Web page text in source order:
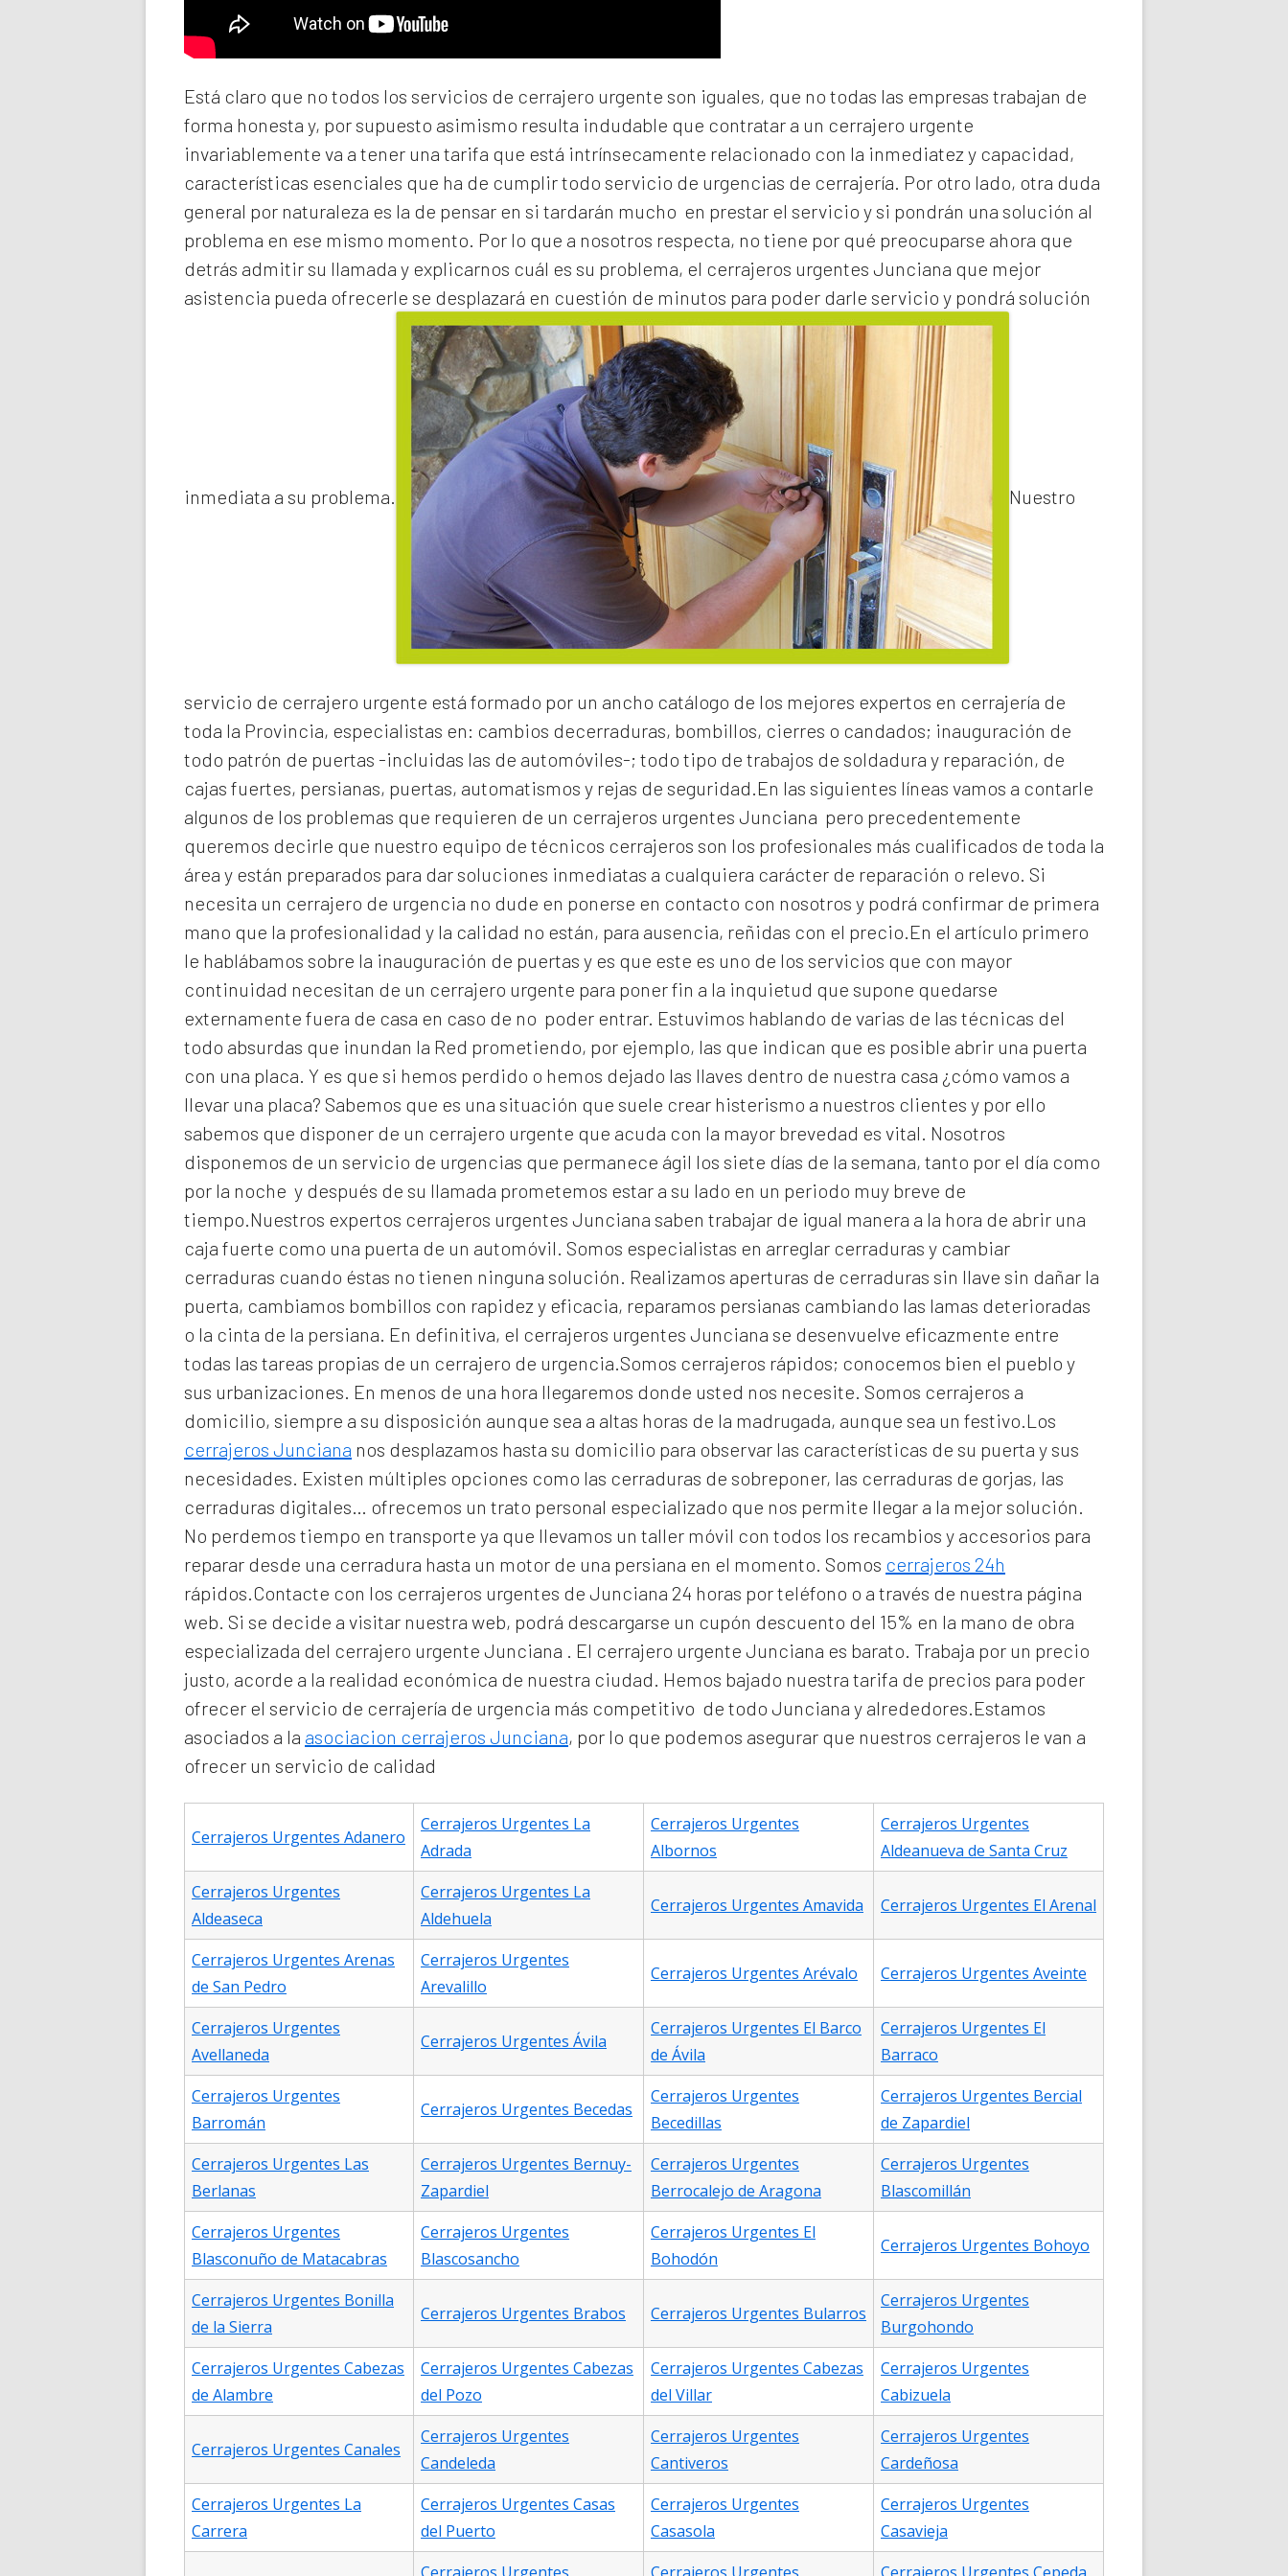
Está claro que no todos los servicios de cerrajero urgente son iguales, que no todas las empresas trabajan de
forma honesta y, por supuesto asimismo resulta indudable que contratar a un cerrajero urgente
invariablemente va a tener una tarifa que está intrínsecamente relacionado con la inmediatez y capacidad,
características esenciales que ha de cumplir todo servicio de urgencias de cerrajería. Por otro lado, otra duda
general por naturaleza es la de pensar en si tardarán mucho en prestar el servicio y si pondrán una solución al
problema en ese mismo momento. Por lo que a nosotros respecta, no tiene por qué preocuparse ahora que
detrás admitir su llamada y explicarnos cuál es su problema, el cerrajeros urgentes Junciana que mejor
asistencia pueda ofrecerle se desplazará en cuestión de minutos para poder darle servicio y pondrá solución
inmediata a su problema. Nuestro
servicio de cerrajero urgente está formado por un ancho catálogo de los mejores expertos en cerrajería de
toda la Provincia, especialistas en: cambios decerraduras, bombillos, cierres o candados; inauguración de
todo patrón de puertas -incluidas las de automóviles-; todo tipo de trabajos de soldadura y reparación, de
cajas fuertes, persianas, puertas, automatismos y rejas de seguridad.En las siguientes líneas vamos a contarle
algunos de los problemas que requieren de un cerrajeros urgentes Junciana pero precedentemente
queremos decirle que nuestro equipo de técnicos cerrajeros son los profesionales más cualificados de toda la
área y están preparados para dar soluciones inmediatas a cualquiera carácter de reparación o relevo. Si
necesita un cerrajero de urgencia no dude en ponerse en contacto con nosotros y podrá confirmar de primera
mano que la profesionalidad y la calidad no están, para ausencia, reñidas con el precio.En el artículo primero
le hablábamos sobre la inauguración de puertas y es que este es uno de los servicios que con mayor
continuidad necesitan de un cerrajero urgente para poner fin a la inquietud que supone quedarse
externamente fuera de casa en caso de no poder entrar. Estuvimos hablando de varias de las técnicas del
todo absurdas que inundan la Red prometiendo, por ejemplo, las que indican que es posible abrir una puerta
con una placa. Y es que si hemos perdido o hemos dejado las llaves dentro de nuestra casa ¿cómo vamos a
llevar una placa? Sabemos que es una situación que suele crear histerismo a nuestros clientes y por ello
sabemos que disponer de un cerrajero urgente que acuda con la mayor brevedad es vital. Nosotros
disponemos de un servicio de urgencias que permanece ágil los siete días de la semana, tanto por el día como
por la noche y después de su llamada prometemos estar a su lado en un periodo muy breve de
tiempo.Nuestros expertos cerrajeros urgentes Junciana saben trabajar de igual manera a la hora de abrir una
caja fuerte como una puerta de un automóvil. Somos especialistas en arreglar cerraduras y cambiar
cerraduras cuando éstas no tienen ninguna solución. Realizamos aperturas de cerraduras sin llave sin dañar la
puerta, cambiamos bombillos con rapidez y eficacia, reparamos persianas cambiando las lamas deterioradas
o la cinta de la persiana. En definitiva, el cerrajeros urgentes Junciana se desenvuelve eficazmente entre
todas las tareas propias de un cerrajero de urgencia.Somos cerrajeros rápidos; conocemos bien el pueblo y
sus urbanizaciones. En menos de una hora llegaremos donde usted nos necesite. Somos cerrajeros a
domicilio, siempre a su disposición aunque sea a altas horas de la madrugada, aunque sea un festivo.Los
cerrajeros Junciana nos desplazamos hasta su domicilio para observar las características de su puerta y sus
necesidades. Existen múltiples opciones como las cerraduras de sobreponer, las cerraduras de gorjas, las
cerraduras digitales… ofrecemos un trato personal especializado que nos permite llegar a la mejor solución.
No perdemos tiempo en transporte ya que llevamos un taller móvil con todos los recambios y accesorios para
reparar desde una cerradura hasta un motor de una persiana en el momento. Somos cerrajeros 24h
rápidos.Contacte con los cerrajeros urgentes de Junciana 24 horas por teléfono o a través de nuestra página
web. Si se decide a visitar nuestra web, podrá descargarse un cupón descuento del 15% en la mano de obra
especializada del cerrajero urgente Junciana . El cerrajero urgente Junciana es barato. Trabaja por un precio
justo, acorde a la realidad económica de nuestra ciudad. Hemos bajado nuestra tarifa de precios para poder
ofrecer el servicio de cerrajería de urgencia más competitivo de todo Junciana y alrededores.Estamos
asociados a la asociacion cerrajeros Junciana, por lo que podemos asegurar que nuestros cerrajeros le van a
ofrecer un servicio de calidad
Cerrajeros Urgentes Adanero
Cerrajeros Urgentes La
Adrada
Cerrajeros Urgentes
Albornos
Cerrajeros Urgentes
Aldeanueva de Santa Cruz
Cerrajeros Urgentes
Aldeaseca
Cerrajeros Urgentes La
Aldehuela
Cerrajeros Urgentes Amavida Cerrajeros Urgentes El Arenal
Cerrajeros Urgentes Arenas
de San Pedro
Cerrajeros Urgentes
Arevalillo
Cerrajeros Urgentes Arévalo Cerrajeros Urgentes Aveinte
Cerrajeros Urgentes
Avellaneda
Cerrajeros Urgentes Ávila
Cerrajeros Urgentes El Barco
de Ávila
Cerrajeros Urgentes El
Barraco
Cerrajeros Urgentes
Barromán
Cerrajeros Urgentes Becedas
Cerrajeros Urgentes
Becedillas
Cerrajeros Urgentes Bercial
de Zapardiel
Cerrajeros Urgentes Las
Berlanas
Cerrajeros Urgentes Bernuy-
Zapardiel
Cerrajeros Urgentes
Berrocalejo de Aragona
Cerrajeros Urgentes
Blascomillán
Cerrajeros Urgentes
Blasconuño de Matacabras
Cerrajeros Urgentes
Blascosancho
Cerrajeros Urgentes El
Bohodón
Cerrajeros Urgentes Bohoyo
Cerrajeros Urgentes Bonilla
de la Sierra
Cerrajeros Urgentes Brabos Cerrajeros Urgentes Bularros
Cerrajeros Urgentes
Burgohondo
Cerrajeros Urgentes Cabezas
de Alambre
Cerrajeros Urgentes Cabezas
del Pozo
Cerrajeros Urgentes Cabezas
del Villar
Cerrajeros Urgentes
Cabizuela
Cerrajeros Urgentes Canales
Cerrajeros Urgentes
Candeleda
Cerrajeros Urgentes
Cantiveros
Cerrajeros Urgentes
Cardeñosa
Cerrajeros Urgentes La
Carrera
Cerrajeros Urgentes Casas
del Puerto
Cerrajeros Urgentes
Casasola
Cerrajeros Urgentes
Casavieja